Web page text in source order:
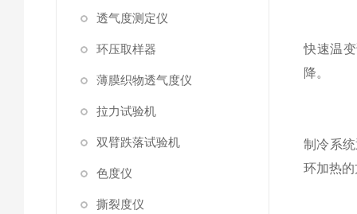
透气度测定仪
环压取样器
薄膜织物透气度仪
拉力试验机
双臂跌落试验机
色度仪
撕裂度仪
快速温
降。
制冷系
环加热